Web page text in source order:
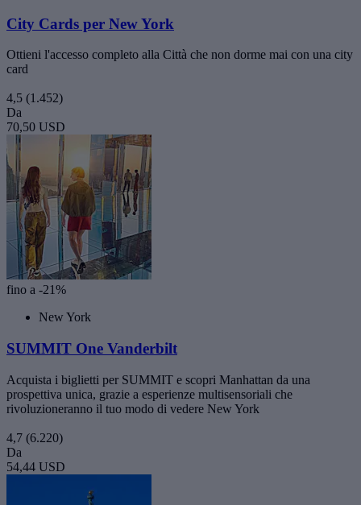
City Cards per New York
Ottieni l'accesso completo alla Città che non dorme mai con una city
card
4,5 (1.452)
Da
70,50 USD
fino a -21%
New York
SUMMIT One Vanderbilt
Acquista i biglietti per SUMMIT e scopri Manhattan da una
prospettiva unica, grazie a esperienze multisensoriali che
rivoluzioneranno il tuo modo di vedere New York
4,7 (6.220)
Da
54,44 USD